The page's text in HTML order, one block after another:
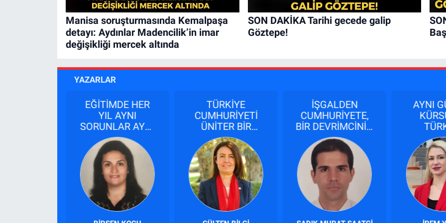
Manisa soruşturmasında Kemalpaşa
detayı: Aydınlar Madencilik’in imar
değişikliği mercek altında
SON DAKİKA Tarihi gecede galip
Göztepe!
YAZARLAR
EĞİTİMDE HER
YIL AYNI
SORUNLAR AYNI
TARTIŞMALAR...
TÜRKİYE
CUMHURİYETİ
ÜNİTER BİR
DEVLETTİR.
BUNU HERKES
BÖYLE BİLSİN VE
ÖĞRENSİN!
İŞGALDEN
CUMHURİYETE,
BİR DEVRİMCİNİN
İZLERİ...
AYNI